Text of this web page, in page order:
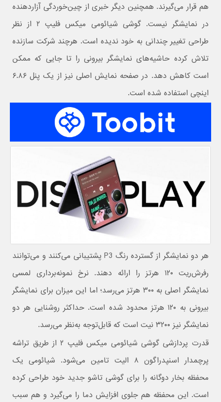
هم قرار می‌گیرند. همچنین دیگر خبری از چین‌خوردگی آزاردهنده
در نمایشگر نیست. گوشی شیائومی میکس فلیپ ۲ از نظر
طراحی تغییر چندانی به خود ندیده است. هرچند شرکت سازنده
تلاش کرده حاشیه‌های نمایشگر بیرونی را تا جایی که ممکن
است کاهش دهد. در صفحه نمایش اصلی نیز از یک پنل ۶.۸۶
اینچی استفاده شده است.
هر دو نمایشگر از گسترده رنگ P3 پشتیبانی می‌کنند و می‌توانند
رفرش‌ریت ۱۲۰ هرتز را ارائه دهند. نرخ نمونه‌برداری لمسی
نمایشگر اصلی به ۳۰۰ هرتز می‌رسد؛ اما این میزان برای نمایشگر
بیرونی به ۱۲۰ هرتز محدود شده است. حداکثر روشنایی هر دو
نمایشگر نیز ۳۲۰۰ نیت است که قابل‌توجه به‌نظر می‌رسد.
قدرت پردازشی گوشی شیائومی میکس فلیپ ۲ از طریق تراشه
پرچمدار اسنپدراگون ۸ الیت تامین می‌شود. شیائومی یک
محفظه بخار دوگانه را برای گوشی تاشو جدید خود طراحی کرده
است. این محفظه هم جلوی افزایش دما را می‌گیرد و هم سبب